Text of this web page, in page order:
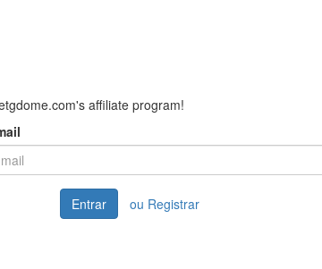
affiliate program!
Entrar ou Registrar